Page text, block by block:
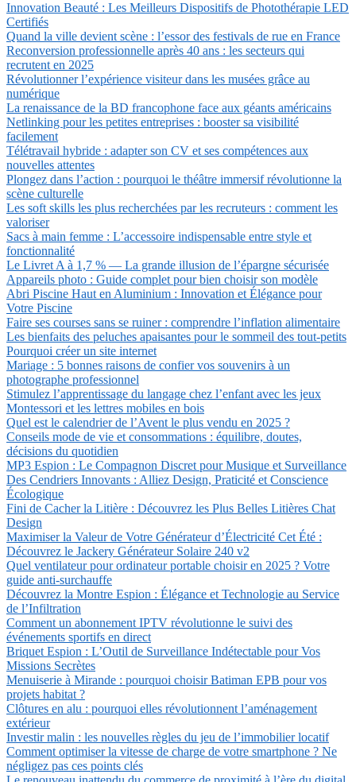
Innovation Beauté : Les Meilleurs Dispositifs de Photothérapie LED
Certifiés
Quand la ville devient scène : l’essor des festivals de rue en France
Reconversion professionnelle après 40 ans : les secteurs qui
recrutent en 2025
Révolutionner l’expérience visiteur dans les musées grâce au
numérique
La renaissance de la BD francophone face aux géants américains
Netlinking pour les petites entreprises : booster sa visibilité
facilement
Télétravail hybride : adapter son CV et ses compétences aux
nouvelles attentes
Plongez dans l’action : pourquoi le théâtre immersif révolutionne la
scène culturelle
Les soft skills les plus recherchées par les recruteurs : comment les
valoriser
Sacs à main femme : L’accessoire indispensable entre style et
fonctionnalité
Le Livret A à 1,7 % — La grande illusion de l’épargne sécurisée
Appareils photo : Guide complet pour bien choisir son modèle
Abri Piscine Haut en Aluminium : Innovation et Élégance pour
Votre Piscine
Faire ses courses sans se ruiner : comprendre l’inflation alimentaire
Les bienfaits des peluches apaisantes pour le sommeil des tout-petits
Pourquoi créer un site internet
Mariage : 5 bonnes raisons de confier vos souvenirs à un
photographe professionnel
Stimulez l’apprentissage du langage chez l’enfant avec les jeux
Montessori et les lettres mobiles en bois
Quel est le calendrier de l’Avent le plus vendu en 2025 ?
Conseils mode de vie et consommations : équilibre, doutes,
décisions du quotidien
MP3 Espion : Le Compagnon Discret pour Musique et Surveillance
Des Cendriers Innovants : Alliez Design, Praticité et Conscience
Écologique
Fini de Cacher la Litière : Découvrez les Plus Belles Litières Chat
Design
Maximiser la Valeur de Votre Générateur d’Électricité Cet Été :
Découvrez le Jackery Générateur Solaire 240 v2
Quel ventilateur pour ordinateur portable choisir en 2025 ? Votre
guide anti-surchauffe
Découvrez la Montre Espion : Élégance et Technologie au Service
de l’Infiltration
Comment un abonnement IPTV révolutionne le suivi des
événements sportifs en direct
Briquet Espion : L’Outil de Surveillance Indétectable pour Vos
Missions Secrètes
Menuiserie à Mirande : pourquoi choisir Batiman EPB pour vos
projets habitat ?
Clôtures en alu : pourquoi elles révolutionnent l’aménagement
extérieur
Investir malin : les nouvelles règles du jeu de l’immobilier locatif
Comment optimiser la vitesse de charge de votre smartphone ? Ne
négligez pas ces points clés